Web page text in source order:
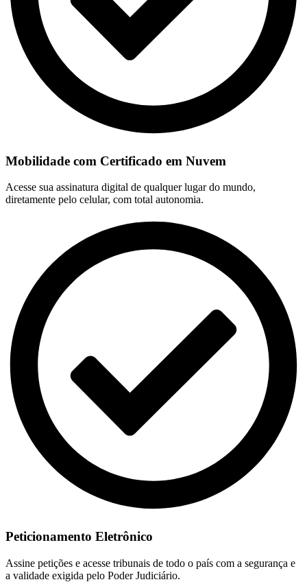
Mobilidade com Certificado em Nuvem
Acesse sua assinatura digital de qualquer lugar do mundo,
diretamente pelo celular, com total autonomia.
Peticionamento Eletrônico
Assine petições e acesse tribunais de todo o país com a segurança e
a validade exigida pelo Poder Judiciário.